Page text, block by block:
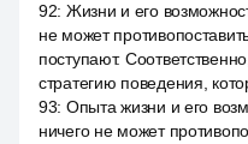
92: Жизни и его
не может
поступают.
стратегию поведения,
93: Опыта жизни и его
ничего не может